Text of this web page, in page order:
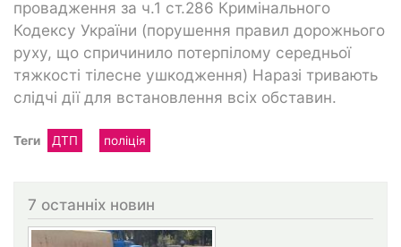
провадження за ч.1 ст.286 Кримінального
Кодексу України (порушення правил дорожнього
руху, що спричинило потерпілому середньої
тяжкості тілесне ушкодження) Наразі тривають
слідчі дії для встановлення всіх обставин.
Теги ДТП поліція
7 останніх новин